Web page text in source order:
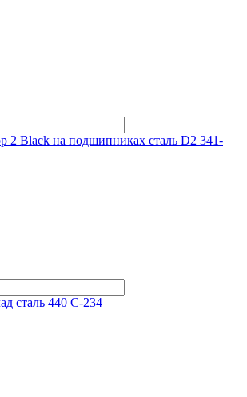
Black на подшипниках сталь D2 341-
сталь 440 C-234